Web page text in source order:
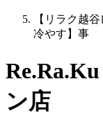
【リラク越
冷やす】事
ン店